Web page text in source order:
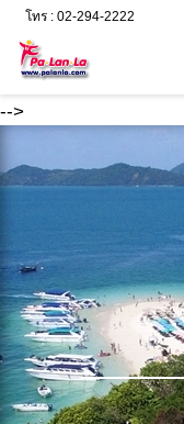
-->
โทร : 02-294-2222